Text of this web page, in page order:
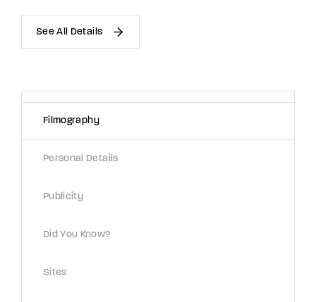
See All Details
Filmography
Personal Details
Publicity
Did You Know?
Sites